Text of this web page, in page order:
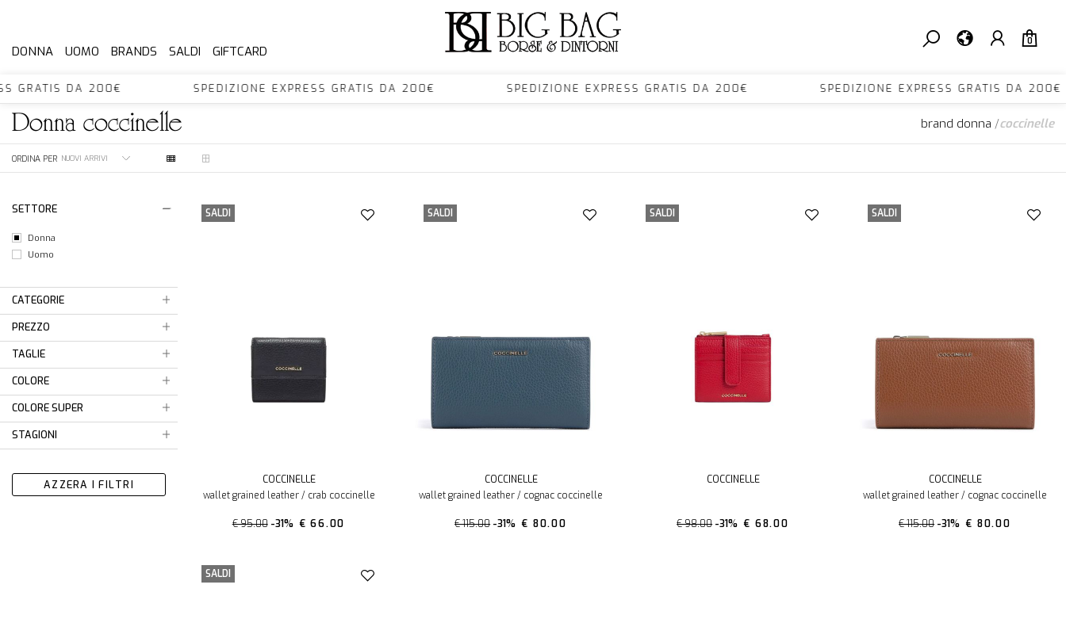
0
DONNA UOMO BRANDS SALDI GIFTCARD
GRATIS DA 200€ SPEDIZIONE EXPRESS GRATIS DA 200€ SPEDIZIONE EXPRESS GRATIS DA 200€ SPEDIZIONE EXPRESS
donnacoccinelle brand donna /coccinelle
ORDINA PER
SETTORE
Donna
Uomo
CATEGORIE
PREZZO
TAGLIE
COLORE
COLORE SUPER
STAGIONI
AZZERA I FILTRI
SALDI
COCCINELLE
wallet grained leather / crab coccinelle
€ 95.00 -31% € 66.00
SALDI
COCCINELLE
wallet grained leather / cognac coccinelle
€ 115.00 -31% € 80.00
SALDI
COCCINELLE
€ 98.00 -31% € 68.00
SALDI
COCCINELLE
wallet grained leather / cognac coccinelle
€ 115.00 -31% € 80.00
SALDI